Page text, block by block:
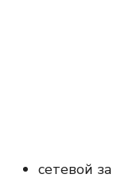
сетевой